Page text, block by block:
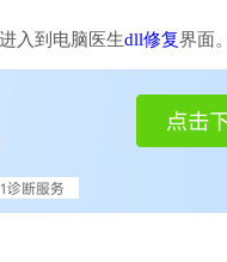
入到电脑医生dll修复界面。